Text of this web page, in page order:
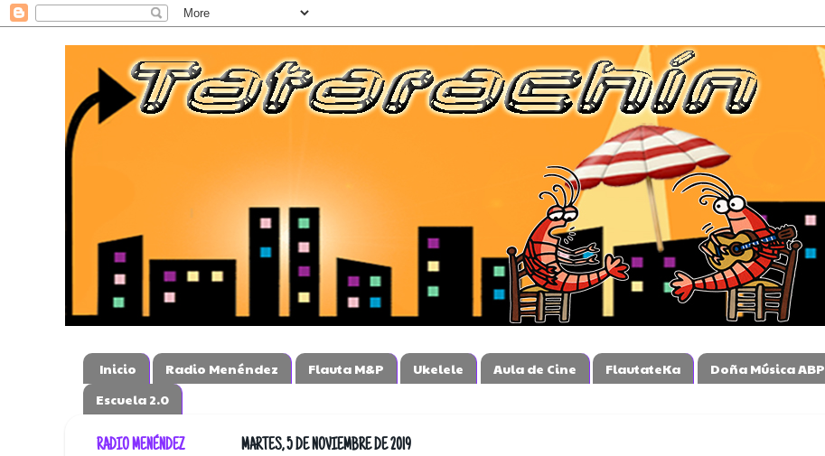
Inicio Radio Menéndez Flauta M&P Ukelele Aula de Cine FlautateKa Doña Música ABP
Escuela 2.0
MARTES, 5 DE NOVIEMBRE DE 2019
RADIO MENÉNDEZ